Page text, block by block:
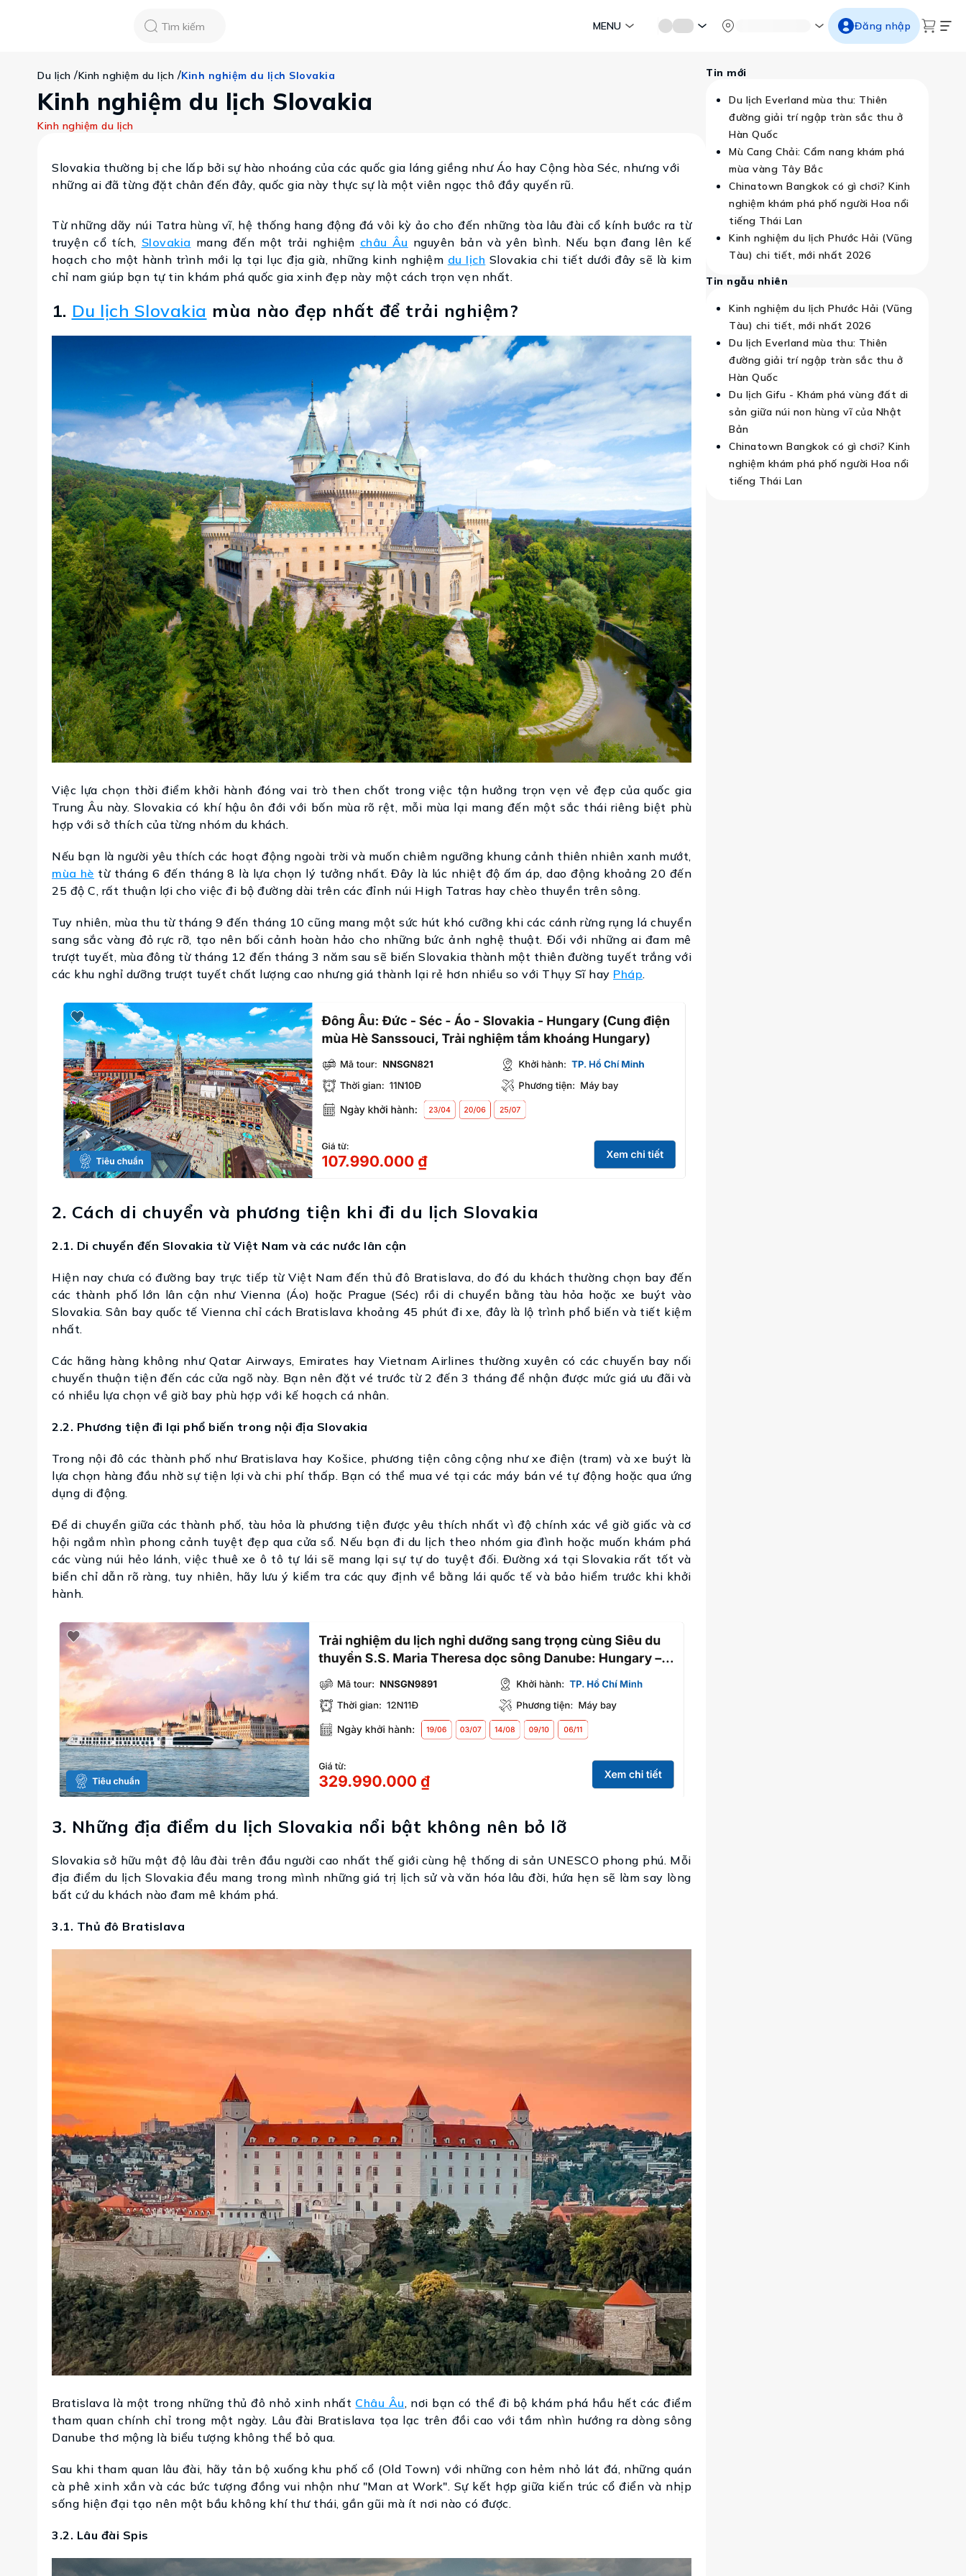
Tìm kiếm
MENU Đăng nhập
Vận chuyển
Tin tức
Liên hệ
Tạp chí du lịch
Khảo sát tỷ lệ đạt visa
Tra cứu booking
Du lịch /Kinh nghiệm du lịch /Kinh nghiệm du lịch Slovakia
Kinh nghiệm du lịch Slovakia
Kinh nghiệm du lịch
Slovakia thường bị che lấp bởi sự hào nhoáng của các quốc gia láng giềng như Áo hay Cộng hòa Séc, nhưng với
những ai đã từng đặt chân đến đây, quốc gia này thực sự là một viên ngọc thô đầy quyến rũ.
Từ những dãy núi Tatra hùng vĩ, hệ thống hang động đá vôi kỳ ảo cho đến những tòa lâu đài cổ kính bước ra từ
truyện cổ tích, Slovakia mang đến một trải nghiệm châu Âu nguyên bản và yên bình. Nếu bạn đang lên kế
hoạch cho một hành trình mới lạ tại lục địa già, những kinh nghiệm du lịch Slovakia chi tiết dưới đây sẽ là kim
chỉ nam giúp bạn tự tin khám phá quốc gia xinh đẹp này một cách trọn vẹn nhất.
1. Du lịch Slovakia mùa nào đẹp nhất để trải nghiệm?
Việc lựa chọn thời điểm khởi hành đóng vai trò then chốt trong việc tận hưởng trọn vẹn vẻ đẹp của quốc gia
Trung Âu này. Slovakia có khí hậu ôn đới với bốn mùa rõ rệt, mỗi mùa lại mang đến một sắc thái riêng biệt phù
hợp với sở thích của từng nhóm du khách.
Nếu bạn là người yêu thích các hoạt động ngoài trời và muốn chiêm ngưỡng khung cảnh thiên nhiên xanh mướt,
mùa hè từ tháng 6 đến tháng 8 là lựa chọn lý tưởng nhất. Đây là lúc nhiệt độ ấm áp, dao động khoảng 20 đến
25 độ C, rất thuận lợi cho việc đi bộ đường dài trên các đỉnh núi High Tatras hay chèo thuyền trên sông.
Tuy nhiên, mùa thu từ tháng 9 đến tháng 10 cũng mang một sức hút khó cưỡng khi các cánh rừng rụng lá chuyển
sang sắc vàng đỏ rực rỡ, tạo nên bối cảnh hoàn hảo cho những bức ảnh nghệ thuật. Đối với những ai đam mê
trượt tuyết, mùa đông từ tháng 12 đến tháng 3 năm sau sẽ biến Slovakia thành một thiên đường tuyết trắng với
các khu nghỉ dưỡng trượt tuyết chất lượng cao nhưng giá thành lại rẻ hơn nhiều so với Thụy Sĩ hay Pháp.
2. Cách di chuyển và phương tiện khi đi du lịch Slovakia
2.1. Di chuyển đến Slovakia từ Việt Nam và các nước lân cận
Hiện nay chưa có đường bay trực tiếp từ Việt Nam đến thủ đô Bratislava, do đó du khách thường chọn bay đến
các thành phố lớn lân cận như Vienna (Áo) hoặc Prague (Séc) rồi di chuyển bằng tàu hỏa hoặc xe buýt vào
Slovakia. Sân bay quốc tế Vienna chỉ cách Bratislava khoảng 45 phút đi xe, đây là lộ trình phổ biến và tiết kiệm
nhất.
Các hãng hàng không như Qatar Airways, Emirates hay Vietnam Airlines thường xuyên có các chuyến bay nối
chuyến thuận tiện đến các cửa ngõ này. Bạn nên đặt vé trước từ 2 đến 3 tháng để nhận được mức giá ưu đãi và
có nhiều lựa chọn về giờ bay phù hợp với kế hoạch cá nhân.
2.2. Phương tiện đi lại phổ biến trong nội địa Slovakia
Trong nội đô các thành phố như Bratislava hay Košice, phương tiện công cộng như xe điện (tram) và xe buýt là
lựa chọn hàng đầu nhờ sự tiện lợi và chi phí thấp. Bạn có thể mua vé tại các máy bán vé tự động hoặc qua ứng
dụng di động.
Để di chuyển giữa các thành phố, tàu hỏa là phương tiện được yêu thích nhất vì độ chính xác về giờ giấc và cơ
hội ngắm nhìn phong cảnh tuyệt đẹp qua cửa sổ. Nếu bạn đi du lịch theo nhóm gia đình hoặc muốn khám phá
các vùng núi hẻo lánh, việc thuê xe ô tô tự lái sẽ mang lại sự tự do tuyệt đối. Đường xá tại Slovakia rất tốt và
biển chỉ dẫn rõ ràng, tuy nhiên, hãy lưu ý kiểm tra các quy định về bằng lái quốc tế và bảo hiểm trước khi khởi
hành.
3. Những địa điểm du lịch Slovakia nổi bật không nên bỏ lỡ
Slovakia sở hữu mật độ lâu đài trên đầu người cao nhất thế giới cùng hệ thống di sản UNESCO phong phú. Mỗi
địa điểm du lịch Slovakia đều mang trong mình những giá trị lịch sử và văn hóa lâu đời, hứa hẹn sẽ làm say lòng
bất cứ du khách nào đam mê khám phá.
3.1. Thủ đô Bratislava
Bratislava là một trong những thủ đô nhỏ xinh nhất Châu Âu, nơi bạn có thể đi bộ khám phá hầu hết các điểm
tham quan chính chỉ trong một ngày. Lâu đài Bratislava tọa lạc trên đồi cao với tầm nhìn hướng ra dòng sông
Danube thơ mộng là biểu tượng không thể bỏ qua.
Sau khi tham quan lâu đài, hãy tản bộ xuống khu phố cổ (Old Town) với những con hẻm nhỏ lát đá, những quán
cà phê xinh xắn và các bức tượng đồng vui nhộn như "Man at Work". Sự kết hợp giữa kiến trúc cổ điển và nhịp
sống hiện đại tạo nên một bầu không khí thư thái, gần gũi mà ít nơi nào có được.
3.2. Lâu đài Spis
Tin mới
Du lịch Everland mùa thu: Thiên
đường giải trí ngập tràn sắc thu ở
Hàn Quốc
Mù Cang Chải: Cẩm nang khám phá
mùa vàng Tây Bắc
Chinatown Bangkok có gì chơi? Kinh
nghiệm khám phá phố người Hoa nổi
tiếng Thái Lan
Kinh nghiệm du lịch Phước Hải (Vũng
Tàu) chi tiết, mới nhất 2026
Tin ngẫu nhiên
Kinh nghiệm du lịch Phước Hải (Vũng
Tàu) chi tiết, mới nhất 2026
Du lịch Everland mùa thu: Thiên
đường giải trí ngập tràn sắc thu ở
Hàn Quốc
Du lịch Gifu - Khám phá vùng đất di
sản giữa núi non hùng vĩ của Nhật
Bản
Chinatown Bangkok có gì chơi? Kinh
nghiệm khám phá phố người Hoa nổi
tiếng Thái Lan
Từ cố đô đến thành thăng longNgắm hoa